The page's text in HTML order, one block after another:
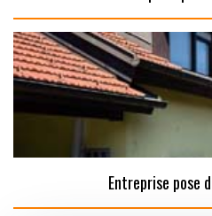
Entreprise pose